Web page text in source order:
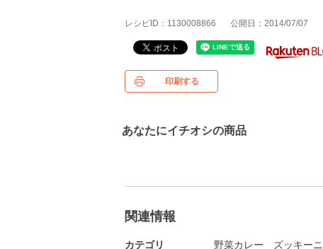
レシピID：1130008866 公開日：2014/07/07
印刷する
あなたにイチオシの商品
関連情報
カテゴリ 野菜カレー ズッキーニ